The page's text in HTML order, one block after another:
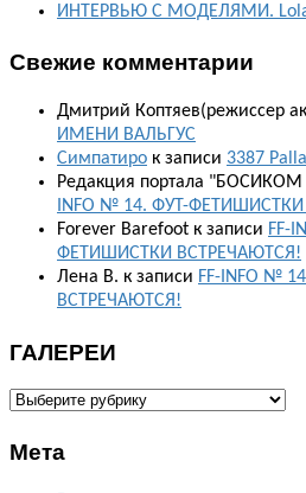
ИНТЕРВЬЮ С МОДЕЛЯМИ.
Свежие комментарии
Дмитрий Коптяев(режиссер
ИМЕНИ ВАЛЬГУС
Симпатиро к записи 3387
Редакция портала
INFO № 14. ФУТ-
Forever Barefoot к записи FF-
ФЕТИШИСТКИ ВСТРЕЧАЮТСЯ!
Лена В. к записи FF-INFO №
ВСТРЕЧАЮТСЯ!
ГАЛЕРЕИ
ГАЛЕРЕИ
Мета